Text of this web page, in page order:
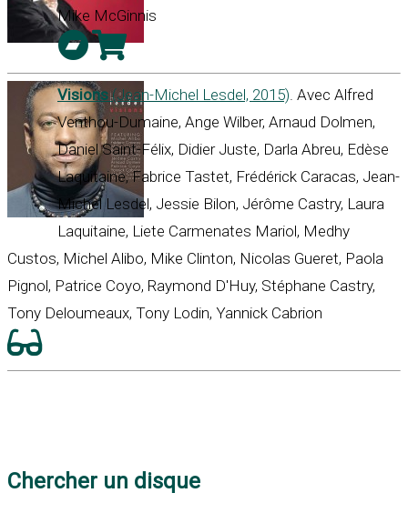
Mike McGinnis
Visions(Jean-Michel Lesdel, 2015). Avec Alfred
Venthou-Dumaine, Ange Wilber, Arnaud Dolmen,
Daniel Saint-Félix, Didier Juste, Darla Abreu, Edèse
Laquitaine, Fabrice Tastet, Frédérick Caracas, Jean-
Michel Lesdel, Jessie Bilon, Jérôme Castry, Laura
Laquitaine, Liete Carmenates Mariol, Medhy
Custos, Michel Alibo, Mike Clinton, Nicolas Gueret, Paola
Pignol, Patrice Coyo, Raymond D'Huy, Stéphane Castry,
Tony Deloumeaux, Tony Lodin, Yannick Cabrion
Chercher un disque